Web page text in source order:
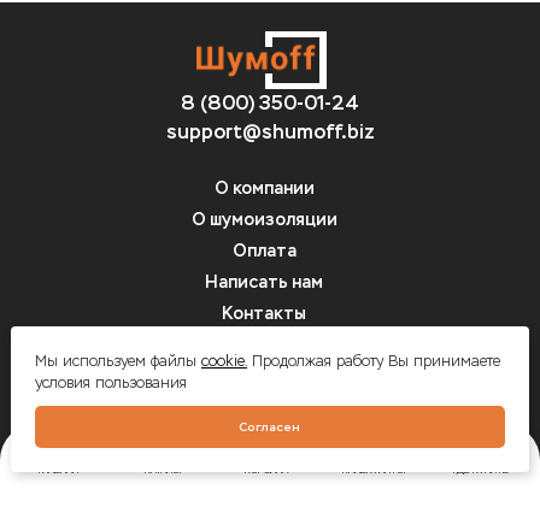
8 (800) 350-01-24
support@shumoff.biz
О компании
О шумоизоляции
Оплата
Написать нам
Контакты
Шумоff - шумоизоляция автомобилей
Мы используем файлы cookie.Продолжая работу Вы принимаете
условия пользования
Согласен
ГЛАВНАЯ КАТАЛОГ КОРЗИНА КАЛЬКУЛЯТОР ГДЕ КУПИТЬ